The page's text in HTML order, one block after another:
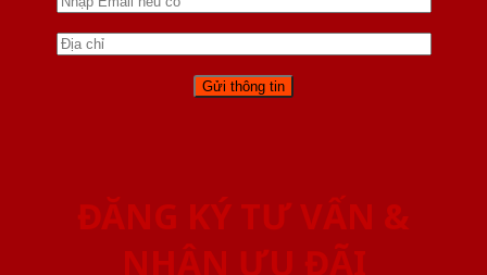
ĐĂNG KÝ TƯ VẤN &
NHẬN ƯU ĐÃI